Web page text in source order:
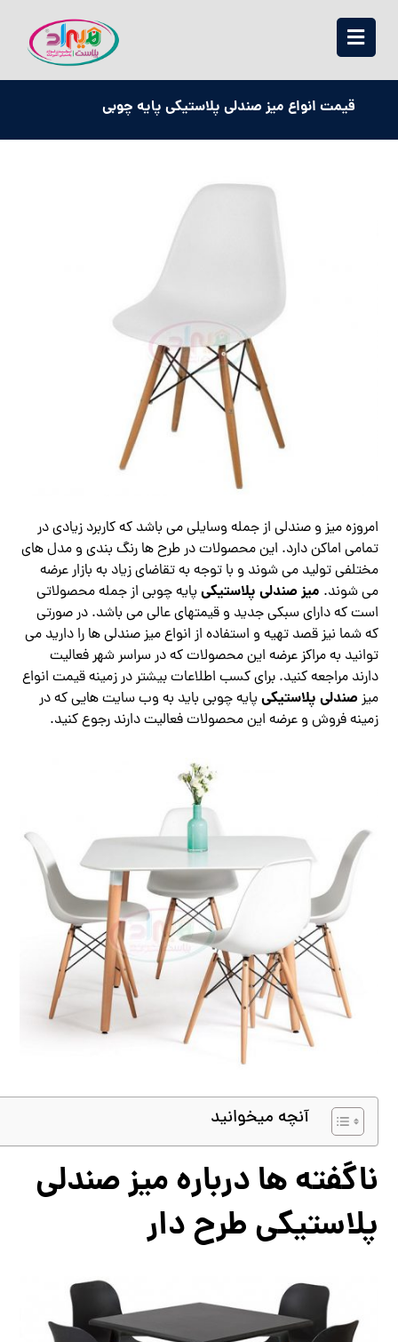
قیمت انواع میز صندلی پلاستیکی پایه چوبی
امروزه میز و صندلی از جمله وسایلی می باشد که کاربرد زیادی در
تمامی اماکن دارد. این محصولات در طرح ها رنگ بندی و مدل های
مختلفی تولید می‌ شوند و با توجه به تقاضای زیاد به بازار عرضه
می شوند. میز صندلی پلاستیکیپایه چوبی از جمله محصولاتی
است که دارای سبکی جدید و قیمتهای عالی می باشد. در صورتی
که شما نیز قصد تهیه و استفاده از انواع میز صندلی ها را دارید می
توانید به مراکز عرضه این محصولات که در سراسر شهر فعالیت
دارند مراجعه کنید. برای کسب اطلاعات بیشتر در زمینه قیمت انواع
میز صندلی پلاستیکیپایه چوبی باید به وب سایت هایی که در
زمینه فروش و عرضه این محصولات فعالیت دارند رجوع کنید.
آنچه میخوانید
ناگفته ها درباره میز صندلی
پلاستیکی طرح دار